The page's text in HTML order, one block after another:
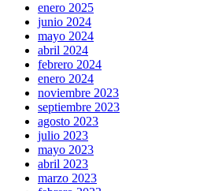
enero 2025
junio 2024
mayo 2024
abril 2024
febrero 2024
enero 2024
noviembre 2023
septiembre 2023
agosto 2023
julio 2023
mayo 2023
abril 2023
marzo 2023